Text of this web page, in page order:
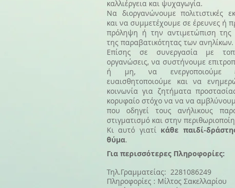
καλλιέργεια και ψυχαγωγία.
Να διοργανώνουμε πολιτιστικές
και να συμμετέχουμε σε έρευνες ή
πρόληψη ή την αντιμετώπιση της
της παραβατικότητας των ανηλίκων.
Επίσης σε συνεργασία με
οργανώσεις, να συστήνουμε
ή μη, να ενεργοποιούμε
ευαισθητοποιούμε και να
κοινωνία για ζητήματα
κορυφαίο στόχο να να να
που οδηγεί τους ανήλικους
στιγματισμό και στην
Κι αυτό γιατίκάθε παιδί-
θύμα.
Για περισσότερες Πληροφορίες:
Τηλ.Γραμματείας: 2281086249
Πληροφορίες : Μίλτος Σακελλαρίου